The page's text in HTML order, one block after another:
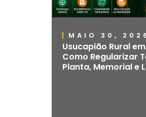
MAIO 30,
Usucapião Rural
Como Regularizar
Planta, Memorial e